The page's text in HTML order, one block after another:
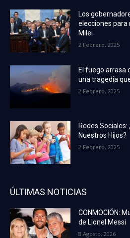
Los
elecciones para
Milei
2 Febrero, 2025
El fuego arrasa
una tragedia
2 Febrero, 2025
Redes
Nuestros Hijos?
2 Febrero, 2025
ÚLTIMAS NOTICIAS
CONMOCIÓN:
de Lionel Messi
8 Agosto, 2026